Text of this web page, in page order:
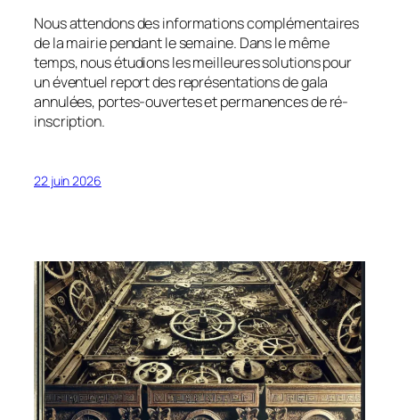
Nous attendons des informations complémentaires
de la mairie pendant le semaine. Dans le même
temps, nous étudions les meilleures solutions pour
un éventuel report des représentations de gala
annulées, portes-ouvertes et permanences de ré-
inscription.
22 juin 2026